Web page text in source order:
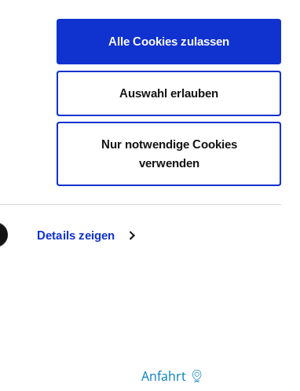
Details zeigen
Alle Cookies zulassen
Auswahl erlauben
Nur notwendige Cookies
verwenden
KONTAKT IHRE MEINUNG
ROTENBURG
Anfahrt